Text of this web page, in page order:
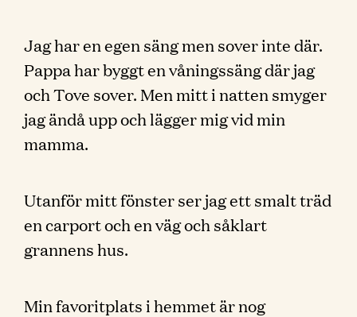
Jag har en egen säng men sover inte där.
Pappa har byggt en våningssäng där jag
och Tove sover. Men mitt i natten smyger
jag ändå upp och lägger mig vid min
mamma.
Utanför mitt fönster ser jag ett smalt träd
en carport och en väg och såklart
grannens hus.
Min favoritplats i hemmet är nog